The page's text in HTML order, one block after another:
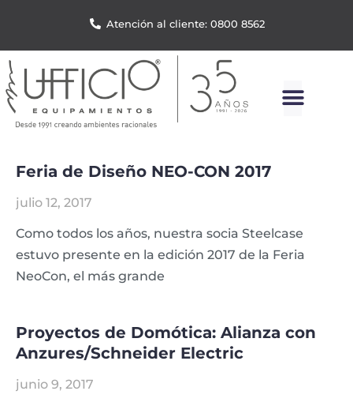
Atención al cliente: 0800 8562
Feria de Diseño NEO-CON 2017
julio 12, 2017
Como todos los años, nuestra socia Steelcase
estuvo presente en la edición 2017 de la Feria
NeoCon, el más grande
Proyectos de Domótica: Alianza con
Anzures/Schneider Electric
junio 9, 2017